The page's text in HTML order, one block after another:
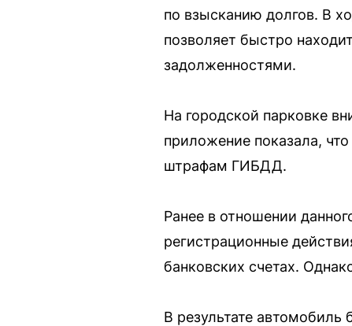
по взысканию долгов. В
позволяет быстро
задолженностями.
На городской парковке
приложение показала,
штрафам ГИБДД.
Ранее в отношении
регистрационные
банковских счетах.
В результате автомобиль